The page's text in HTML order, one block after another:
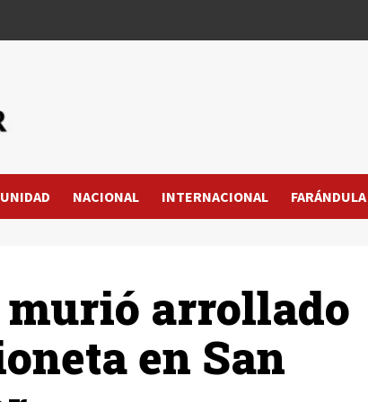
NACIONAL INTERNACIONAL FARÁNDULA
murió arrollado
en San